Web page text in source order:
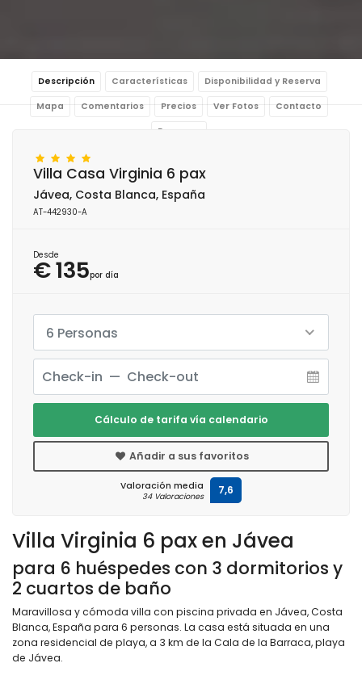
Descripción Características Disponibilidad y Reserva
Mapa Comentarios Precios Ver Fotos Contacto
Reservar
Villa Virginia 6 pax en Jávea
para 6 huéspedes con 3 dormitorios y
2 cuartos de baño
Maravillosa y cómoda villa con piscina privada en Jávea, Costa
Blanca, España para 6 personas. La casa está situada en una
zona residencial de playa, a 3 km de la Cala de la Barraca, playa
de Jávea.
Villa Casa Virginia 6 pax
Jávea, Costa Blanca, España
AT-442930-A
Desde
€ 135por día
6 Personas
Cálculo de tarifa vía calendario
Añadir a sus favoritos
Valoración media
34 Valoraciones 7,6